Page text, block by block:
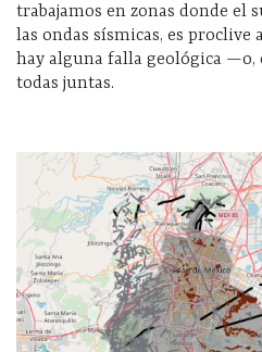
trabajamos en zonas donde el
las ondas sísmicas, es proclive
hay alguna falla geológica —o,
todas juntas.